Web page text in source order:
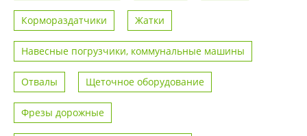
Кормораздатчики Жатки
Навесные погрузчики, коммунальные машины
Отвалы Щеточное оборудование
Фрезы дорожные